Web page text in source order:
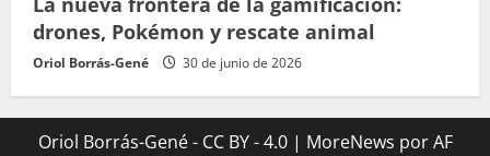
drones, Pokémon y rescate animal
Oriol Borrás-Gené 30 de junio de 2026
Oriol Borrás-Gené - CC BY - 4.0 | MoreNews por AF